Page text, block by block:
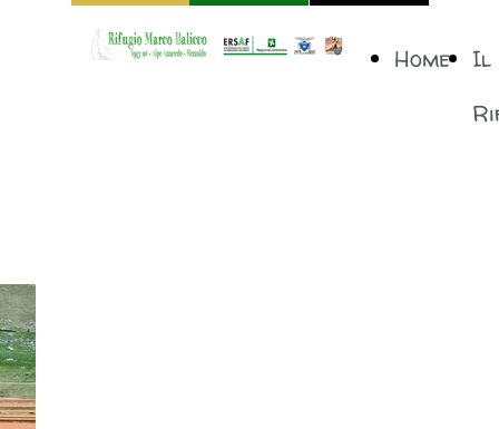
Home
Il